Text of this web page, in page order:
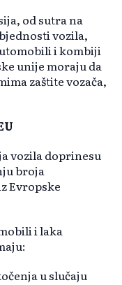
od sutra na
vozila,
i kombiji
unije moraju da
zaštite vozača,
vozila doprinesu
broja
Evropske
i laka
u slučaju